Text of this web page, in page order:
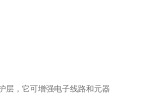
层，它可增强电子线路和元器